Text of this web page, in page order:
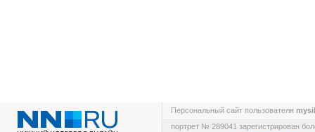
Персональный сайт пользователя
портрет № 289041 зарегистрирован